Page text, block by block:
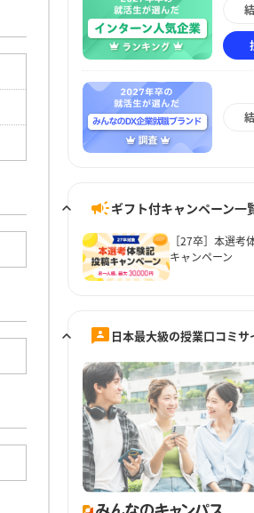
ギフト付キャンペーン一
［27卒］本選考
キャンペーン
日本最大級の授業口コミサ